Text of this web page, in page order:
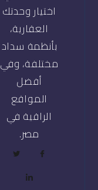
اختيار وحدتك
العقارية،
بأنظمة سداد
مختلفة، وفي
أفضل
المواقع
الراقية في
مصر.